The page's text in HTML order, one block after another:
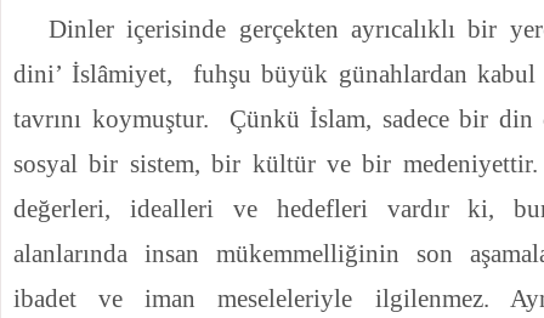
Dinler içerisinde gerçekten ayrıcalıklı bir
dini’ İslâmiyet,
fuhşu büyük günahlardan kabul
tavrını koymuştur.
Çünkü İslam, sadece bir din
sosyal bir sistem, bir kültür ve bir
değerleri, idealleri ve hedefleri vardır ki,
alanlarında insan mükemmelliğinin son
ibadet ve iman meseleleriyle ilgilenmez.